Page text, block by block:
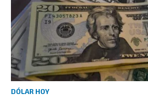
DÓLAR HOY